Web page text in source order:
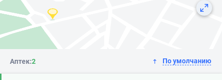
Аптек:2 По умолчанию